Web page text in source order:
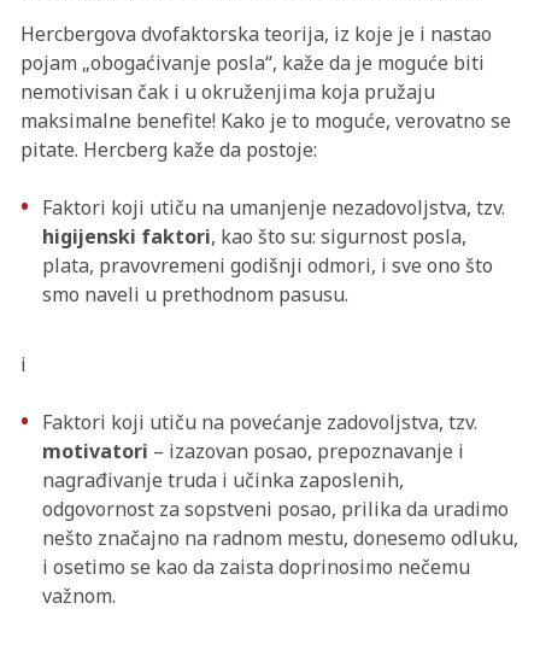
Hercbergova dvofaktorska teorija, iz koje je i nastao
pojam „obogaćivanje posla“, kaže da je moguće biti
nemotivisan čak i u okruženjima koja pružaju
maksimalne benefite! Kako je to moguće, verovatno se
pitate. Hercberg kaže da postoje:
Faktori koji utiču na umanjenje nezadovoljstva, tzv.
higijenski faktori, kao što su: sigurnost posla,
plata, pravovremeni godišnji odmori, i sve ono što
smo naveli u prethodnom pasusu.
i
Faktori koji utiču na povećanje zadovoljstva, tzv.
motivatori – izazovan posao, prepoznavanje i
nagrađivanje truda i učinka zaposlenih,
odgovornost za sopstveni posao, prilika da uradimo
nešto značajno na radnom mestu, donesemo odluku,
i osetimo se kao da zaista doprinosimo nečemu
važnom.